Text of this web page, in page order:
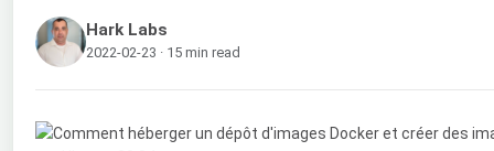
Hark Labs
2022-02-23 · 15 min read